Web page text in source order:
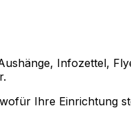
Infozettel,
Ihre Einrichtung